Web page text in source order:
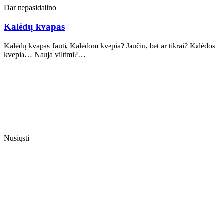
Dar nepasidalino
Kalėdų kvapas
Kalėdų kvapas Jauti, Kalėdom kvepia? Jaučiu, bet ar tikrai? Kalėdos
kvepia… Nauja viltimi?…
Nusiųsti